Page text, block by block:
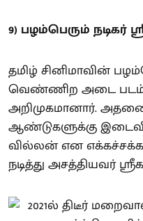
9) பழம்பெரும் நடிகர்
தமிழ் சினிமாவின்
வெண்ணிற அடை படம்
அறிமுகமானார்.
ஆண்டுகளுக்கு
வில்லன் என
நடித்து அசத்தியவர்